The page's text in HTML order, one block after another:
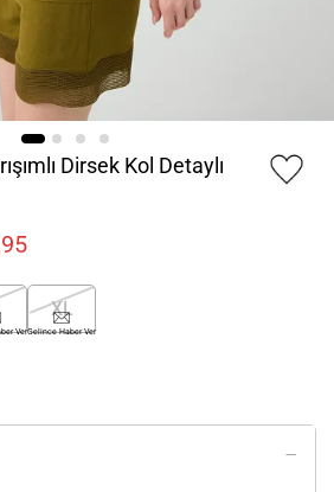
Dirsek Kol Detaylı
Ver
XL
Gelince Haber Ver